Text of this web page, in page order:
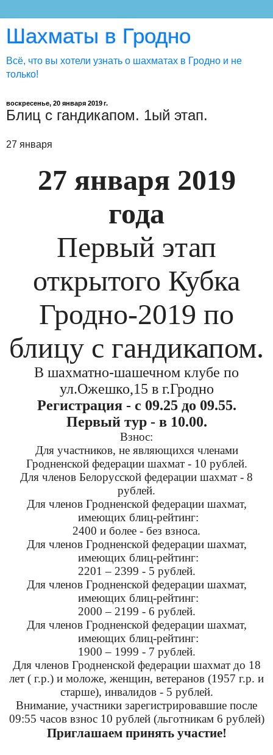
Шахматы в Гродно
Всё, что вы хотели узнать о шахматах в Гродно и не
только!
воскресенье, 20 января 2019 г.
Блиц с гандикапом. 1ый этап.
27 января
27 января 2019
года
Первый этап
открытого Кубка
Гродно-2019 по
блицу с гандикапом.
В шахматно-шашечном клубе по
ул.Ожешко,15 в г.Гродно
Регистрация - с 09.25 до 09.55.
Первый тур - в 10.00.
Взнос:
Для участников, не являющихся членами
Гродненской федерации шахмат - 10 рублей.
Для членов Белорусской федерации шахмат - 8
рублей.
Для членов Гродненской федерации шахмат,
имеющих блиц-рейтинг:
2400 и более - без взноса.
Для членов Гродненской федерации шахмат,
имеющих блиц-рейтинг:
2201 – 2399 - 5 рублей.
Для членов Гродненской федерации шахмат,
имеющих блиц-рейтинг:
2000 – 2199 - 6 рублей.
Для членов Гродненской федерации шахмат,
имеющих блиц-рейтинг:
1900 – 1999 - 7 рублей.
Для членов Гродненской федерации шахмат до 18
лет ( г.р.) и моложе, женщин, ветеранов (1957 г.р. и
старше), инвалидов - 5 рублей.
Внимание, участники зарегистрировавшие после
09:55 часов взнос 10 рублей (льготникам 6 рублей)
Приглашаем принять участие!